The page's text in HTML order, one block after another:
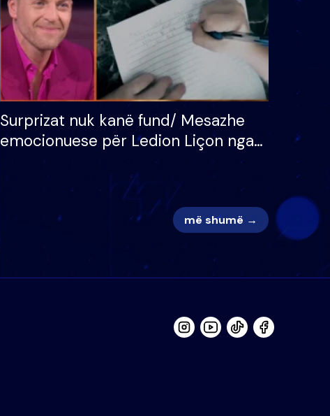
Surprizat nuk kanë fund/ Mesazhe
emocionuese për Ledion Liçon nga
nëna dhe fëmijët e tij, moderatori
nuk i mban dot lotët: Nuk meritoj…
më shumë →